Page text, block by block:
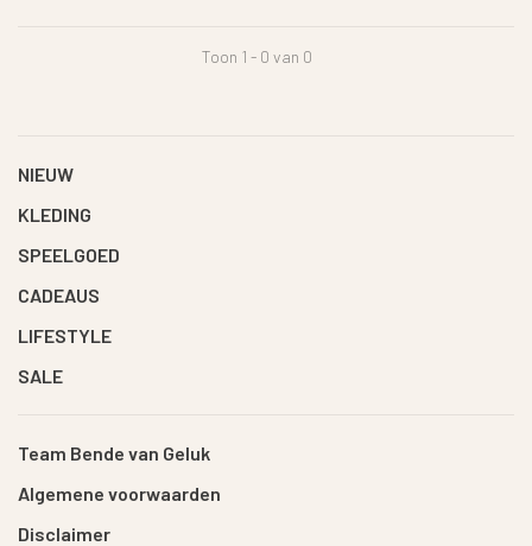
Toon 1 - 0 van 0
NIEUW
KLEDING
SPEELGOED
CADEAUS
LIFESTYLE
SALE
Team Bende van Geluk
Algemene voorwaarden
Disclaimer